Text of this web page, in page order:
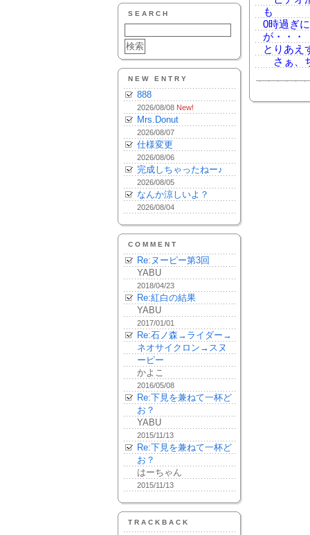
SEARCH
NEW ENTRY
888
2026/08/08 New!
Mrs.Donut
2026/08/07
仕様変更
2026/08/06
完成しちゃったねー♪
2026/08/05
なんか涼しいよ？
2026/08/04
COMMENT
Re:ヌーピー第3回
YABU
2018/04/23
Re:紅白の結果
YABU
2017/01/01
Re:石ノ森→ライダー→
ネオサイクロン→スヌ
ーピー
かよこ
2016/05/08
Re:下見を兼ねて一杯ど
お？
YABU
2015/11/13
Re:下見を兼ねて一杯ど
お？
はーちゃん
2015/11/13
TRACKBACK
も
0時過ぎ
が・・・
とりあえ
さぁ、